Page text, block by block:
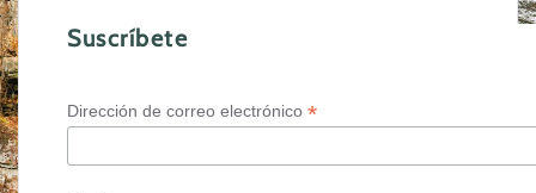
Suscríbete
Dirección de correo electrónico *